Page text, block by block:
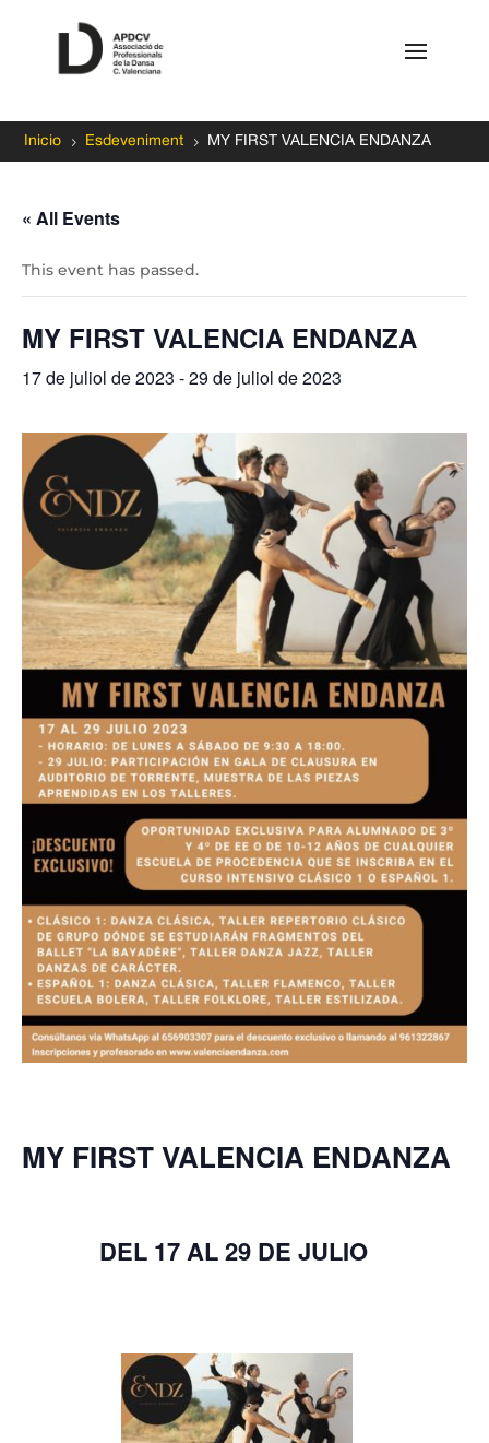
Inicio 5 Esdeveniment 5 MY FIRST VALENCIA ENDANZA
« All Events
This event has passed.
MY FIRST VALENCIA ENDANZA
17 de juliol de 2023 -29 de juliol de 2023
MY FIRST VALENCIA ENDANZA
DEL 17 AL 29 DE JULIO